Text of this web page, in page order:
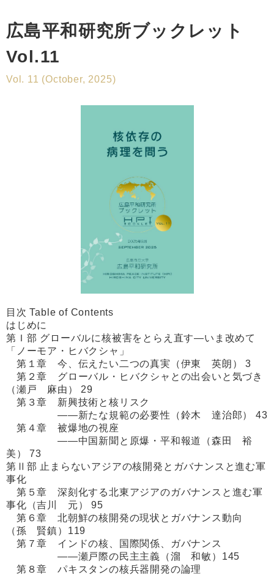
広島平和研究所ブックレット
Vol.11
Vol. 11 (October, 2025)
目次 Table of Contents
はじめに
第Ｉ部 グローバルに核被害をとらえ直す―いま改めて
「ノーモア・ヒバクシャ」
第１章 今、伝えたい二つの真実（伊東 英朗） 3
第２章 グローバル・ヒバクシャとの出会いと気づき
（瀬戸 麻由） 29
第３章 新興技術と核リスク
――新たな規範の必要性（鈴木 達治郎） 43
第４章 被爆地の視座
――中国新聞と原爆・平和報道（森田 裕
美） 73
第Ⅱ部 止まらないアジアの核開発とガバナンスと進む軍
事化
第５章 深刻化する北東アジアのガバナンスと進む軍
事化（吉川 元） 95
第６章 北朝鮮の核開発の現状とガバナンス動向
（孫 賢鎮）119
第７章 インドの核、国際関係、ガバナンス
――瀬戸際の民主主義（溜 和敏）145
第８章 パキスタンの核兵器開発の論理